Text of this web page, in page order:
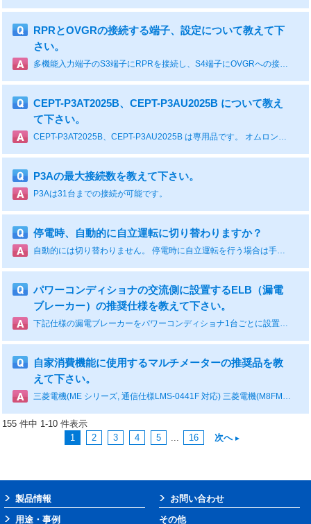
RPRとOVGRの接続する端子、設定について教えて下
さい。
多機能入力端子のS3端子にRPRを接続し、S4端子にOVGRへの接続を推奨します。よくある設定はS3端子 P018=2A(連系モード中、A接点、S1-02設定後自動復帰)、S4端子P019=24(連系モード中、A接点、手動復帰）の設定になります。仕様に応じて設定を変更して下さい。
CEPT-P3AT2025B、CEPT-P3AU2025B について教え
て下さい。
CEPT-P3AT2025B、CEPT-P3AU2025B は専用品です。 オムロンソーシアルソリューションズ株式会社(0120-066-825)にお問い合わせいただきますようお願いします。
P3Aの最大接続数を教えて下さい。
P3Aは31台までの接続が可能です。
停電時、自動的に自立運転に切り替わりますか？
自動的には切り替わりません。 停電時に自立運転を行う場合は手動で停止操作を行い、再度運転操作を行うことで自立運転モードへ切り替わります。
パワーコンディショナの交流側に設置するELB（漏電
ブレーカー）の推奨仕様を教えて下さい。
下記仕様の漏電ブレーカーをパワーコンディショナ1台ごとに設置してください。 CEPT-P2HA29P9□、CEPT-P2AA2010□、CEPT-P1AA2010□□□の場合 逆接続可能型、3極、定格電流50A、定格感度電流100mA、動作時間0.5秒以下、インバータ用(高周波対策品) CEPT-P3A□2025Bの場合 逆接続可能型、3極、定格電流100A、定格感度電流100mA、動作時間0.5秒以下、インバータ用(高周波対策品)
自家消費機能に使用するマルチメーターの推奨品を教
えて下さい。
三菱電機(ME シリーズ, 通信仕様LMS-0441F 対応) 三菱電機(M8FMシリーズ, 通信仕様LWS-4861-A 対応) 第一エレクトロニクス(DRPR-72, 通信仕様DRPR-221-125 対応) が推奨のマルチメーターになります。
155 件中 1-10 件表示
1
2 3 4 5 ... 16 次へ
製品情報
用途・事例
お問い合わせ
その他